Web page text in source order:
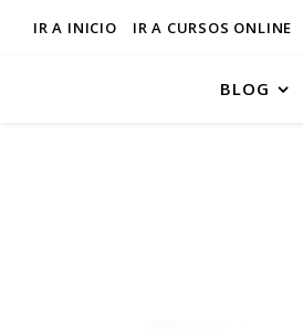
IR A INICIO IR A CURSOS ONLINE
BLOG